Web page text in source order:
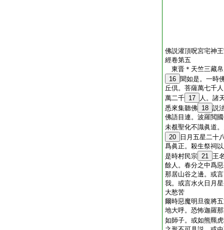
佛説灌頂呪宮宅神
經卷第五
東晋＊天竺三藏
16 聞如是。一時
丘倶。菩薩萬七千
萬二千 17
人。諸
悉來集聽佛 18 説
佛語目連。波羅閲
未覩聖化不識眞道
20
日月五星二十
爲眞正。殺生祭祠
是時村民宗 21 王
餘人。春分之中爲
那居山谷之邊。或
我。或言水火日月
大愁苦
爾時惡魔明旦復將
地大呼。恐怖迦羅
如師子。或如熊羆